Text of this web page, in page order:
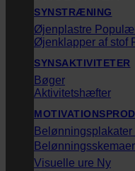
SYNSTRÆNING
Øjenplastre
Øjenklapper af stof
SYNSAKTIVITETER
Bøger
Aktivitetshæfter
Visuelle ure